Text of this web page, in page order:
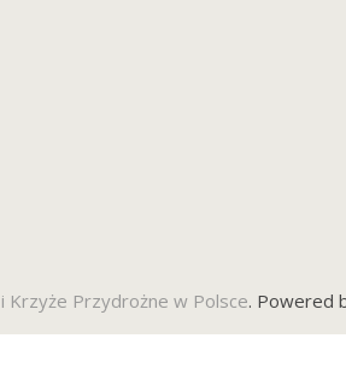
i Krzyże Przydrożne w Polsce. Powered